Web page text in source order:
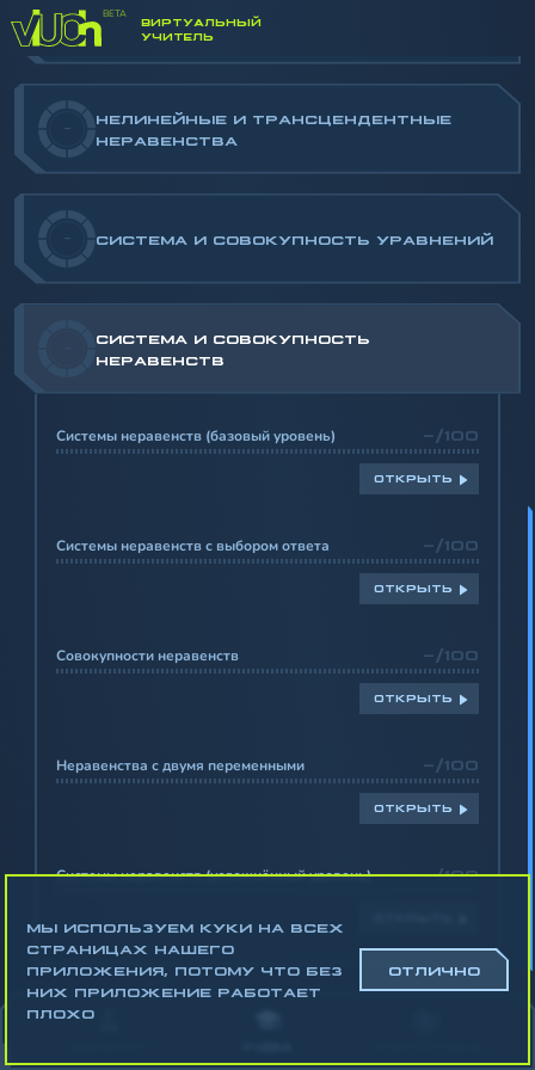
ВИРТУАЛЬНЫЙ
УЧИТЕЛЬ
-
НЕЛИНЕЙНЫЕ И ТРАНСЦЕНДЕНТНЫЕ
УРАВНЕНИЯ
-
НЕЛИНЕЙНЫЕ И ТРАНСЦЕНДЕНТНЫЕ
НЕРАВЕНСТВА
- СИСТЕМА И СОВОКУПНОСТЬ УРАВНЕНИЙ
СИСТЕМА И СОВОКУПНОСТЬ
НЕРАВЕНСТВ
Системы неравенств (базовый уровень) -/100
ОТКРЫТЬ
Системы неравенств с выбором ответа -/100
ОТКРЫТЬ
Совокупности неравенств -/100
ОТКРЫТЬ
Неравенства с двумя переменными -/100
ОТКРЫТЬ
Системы неравенств (усложнённый уровень) -/100
Математика
Геометрия
МЫ ИСПОЛЬЗУЕМ КУКИ НА ВСЕХ
СТРАНИЦАХ НАШЕГО
ПРИЛОЖЕНИЯ, ПОТОМУ ЧТО БЕЗ
НИХ ПРИЛОЖЕНИЕ РАБОТАЕТ
ПЛОХО
ОТЛИЧНО